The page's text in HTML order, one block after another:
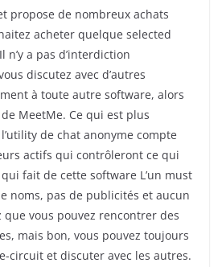
propose de nombreux achats
acheter quelque selected
n’y a pas d’interdiction
discutez avec d’autres
à toute autre software, alors
MeetMe. Ce qui est plus
de chat anonyme compte
actifs qui contrôleront ce qui
qui fait de cette software L’un must
noms, pas de publicités et aucun
vous pouvez rencontrer des
mais bon, vous pouvez toujours
circuit et discuter avec les autres.